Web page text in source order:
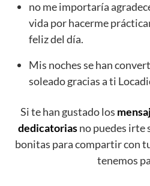
no me importaría
vida por hacerme
feliz del día.
Mis noches se han
soleado gracias a ti
Si te han gustado los
dedicatoriasno puedes irte
bonitas para compartir con
tenemos